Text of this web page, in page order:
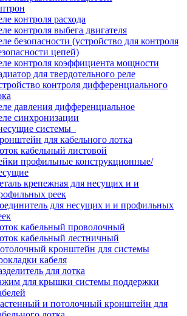
контроля расхода
контроля выбега двигателя
безопасности (устройство для контроля
цепей)
контроля коэффициента мощности
для твердотельного реле
контроля дифференциального
давления дифференциальное
синхронизации
системы
для кабельного лотка
кабельный листовой
профильные конструкционные/
крепежная для несущих и и
реек
для несущих и и профильных
кабельный проволочный
кабельный лестничный
кронштейн для системы
кабеля
для лотка
для крышки системы поддержки
и потолочный кронштейн для